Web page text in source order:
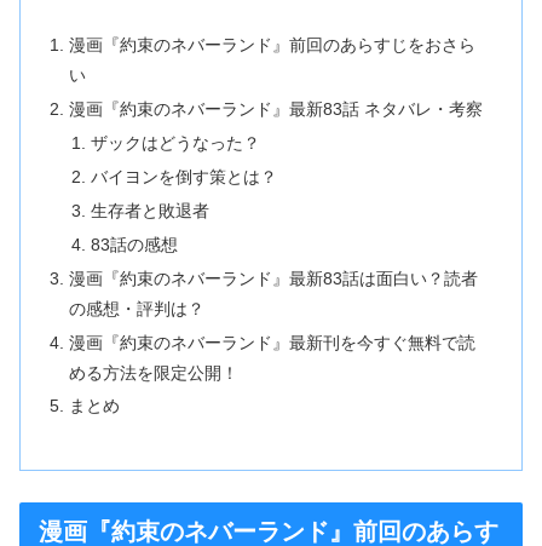
漫画『約束のネバーランド』前回のあらすじをおさら
い
漫画『約束のネバーランド』最新83話 ネタバレ・考察
ザックはどうなった？
バイヨンを倒す策とは？
生存者と敗退者
83話の感想
漫画『約束のネバーランド』最新83話は面白い？読者
の感想・評判は？
漫画『約束のネバーランド』最新刊を今すぐ無料で読
める方法を限定公開！
まとめ
漫画『約束のネバーランド』前回のあらす